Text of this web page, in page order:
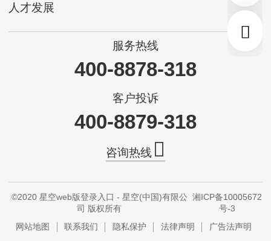
人才发展
服务热线
400-8878-318
客户投诉
400-8879-318
咨询热线
©2020 星空web版登录入口 - 星空(中国)有限公
司 版权所有
湘ICP备10005672
号-3
网站地图
联系我们 隐私保护 法律声明 广告法声明